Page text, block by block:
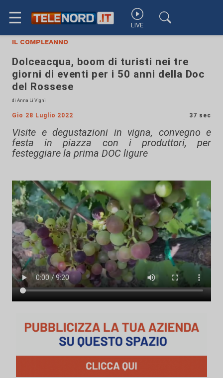
☰ LIVE
il compleanno
Dolceacqua, boom di turisti nei tre
giorni di eventi per i 50 anni della Doc
del Rossese
di Anna Li Vigni
Gio 28 Luglio 2022 37 sec
Visite e degustazioni in vigna, convegno e
festa in piazza con i produttori, per
festeggiare la prima DOC ligure